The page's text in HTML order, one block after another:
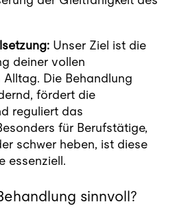
Unser Ziel ist die
deiner vollen
Alltag. Die Behandlung
fördert die
reguliert das
für Berufstätige,
schwer heben, ist diese
essenziell.
sinnvoll?